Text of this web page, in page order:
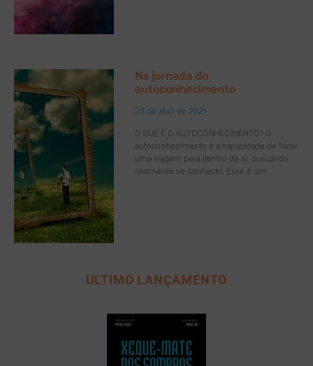
Na jornada do
autoconhecimento
23 de abril de 2021
O QUE É O AUTOCONHECIMENTO? O
autoconhecimento é a capacidade de fazer
uma viagem para dentro de si, buscando
realmente se conhecer. Esse é um
ULTIMO LANÇAMENTO